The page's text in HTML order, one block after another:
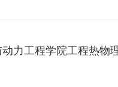
力工程学院工程热物